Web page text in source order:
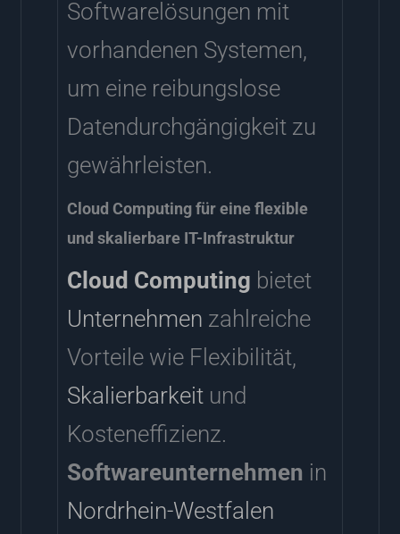
Softwarelösungen mit
vorhandenen Systemen,
um eine reibungslose
Datendurchgängigkeit zu
gewährleisten.
Cloud Computing für eine flexible
und skalierbare IT-Infrastruktur
Cloud Computing bietet
Unternehmen zahlreiche
Vorteile wie Flexibilität,
Skalierbarkeitund
Kosteneffizienz.
Softwareunternehmen in
Nordrhein-Westfalen